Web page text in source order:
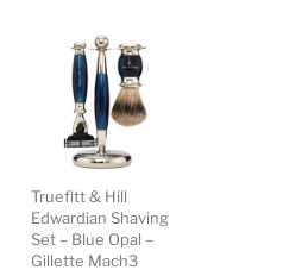
Truefitt & Hill
Edwardian Shaving
Set – Blue Opal –
Gillette Mach3